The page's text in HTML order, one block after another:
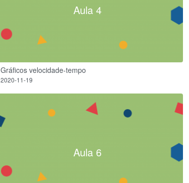
Aula 4
Gráficos velocidade-tempo
2020-11-19
Aula 6